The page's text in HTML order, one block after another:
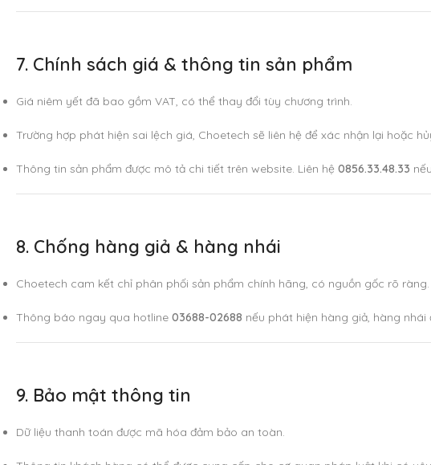
7. Chính sách giá & thông tin sản phẩm
Giá niêm yết đã bao gồm VAT, có thể thay đổi tùy chương trình.
Trường hợp phát hiện sai lệch giá, Choetech sẽ liên hệ để xác nhận lại hoặc
Thông tin sản phẩm được mô tả chi tiết trên website. Liên hệ 0856.33.48.33
8. Chống hàng giả & hàng nhái
Choetech cam kết chỉ phân phối sản phẩm chính hãng, có nguồn gốc rõ ràng.
Thông báo ngay qua hotline 03688-02688 nếu phát hiện hàng giả, hàng nhái
9. Bảo mật thông tin
Dữ liệu thanh toán được mã hóa đảm bảo an toàn.